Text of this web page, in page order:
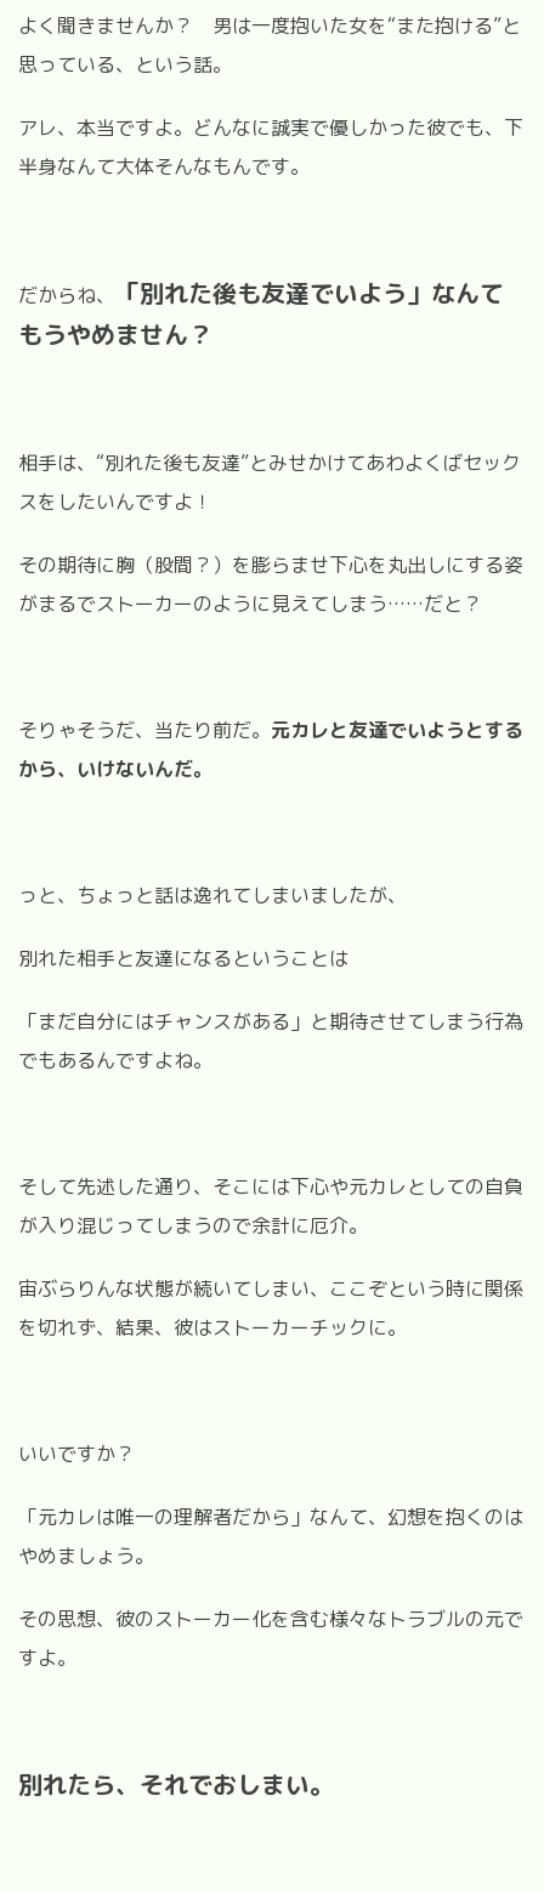
よく聞きませんか？ 男は一度抱いた女を“また抱ける”と
思っている、という話。
アレ、本当ですよ。どんなに誠実で優しかった彼でも、下
半身なんて大体そんなもんです。
だからね、
「別れた後も友達でいよう」なんて
もうやめません？
相手は、“別れた後も友達”とみせかけてあわよくばセック
スをしたいんですよ！
その期待に胸（股間？）を膨らませ下心を丸出しにする姿
がまるでストーカーのように見えてしまう……だと？
そりゃそうだ、当たり前だ。 元カレと友達でいようとする
から、いけないんだ。
っと、ちょっと話は逸れてしまいましたが、
別れた相手と友達になるということは
「まだ自分にはチャンスがある」と期待させてしまう行為
でもあるんですよね。
そして先述した通り、そこには下心や元カレとしての自負
が入り混じってしまうので余計に厄介。
宙ぶらりんな状態が続いてしまい、ここぞという時に関係
を切れず、結果、彼はストーカーチックに。
いいですか？
「元カレは唯一の理解者だから」なんて、幻想を抱くのは
やめましょう。
その思想、彼のストーカー化を含む様々なトラブルの元で
すよ。
別れたら、それでおしまい。